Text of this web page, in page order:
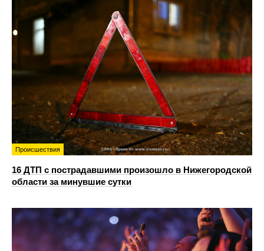
Происшествия
16 ДТП с пострадавшими произошло в Нижегородской
области за минувшие сутки